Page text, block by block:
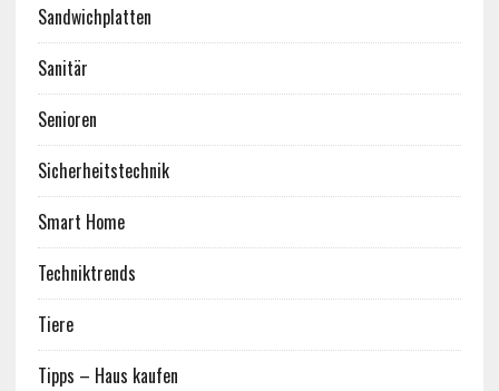
Sandwichplatten
Sanitär
Senioren
Sicherheitstechnik
Smart Home
Techniktrends
Tiere
Tipps – Haus kaufen